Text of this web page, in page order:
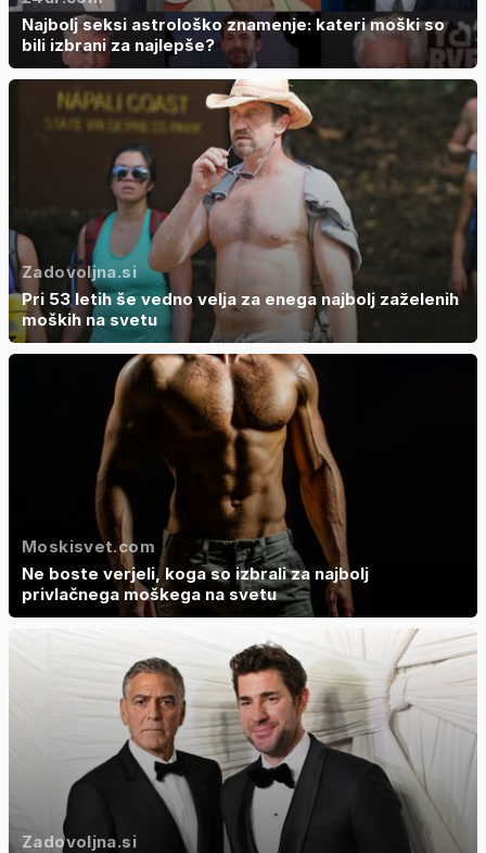
Najbolj seksi astrološko znamenje: kateri moški so
bili izbrani za najlepše?
Zadovoljna.si
Pri 53 letih še vedno velja za enega najbolj zaželenih
moških na svetu
Moskisvet.com
Ne boste verjeli, koga so izbrali za najbolj
privlačnega moškega na svetu
Zadovoljna.si